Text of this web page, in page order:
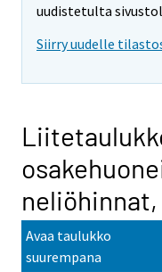
uudistetulta
Siirry uudelle
Avaa taulukko
suurempana